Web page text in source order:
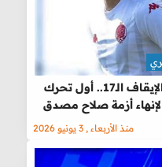
خاص | بعد الإيقاف الـ17.. أول تحرك
أزمة صلاح مصدق
منذ الأربعاء , 3 يونيو 2026